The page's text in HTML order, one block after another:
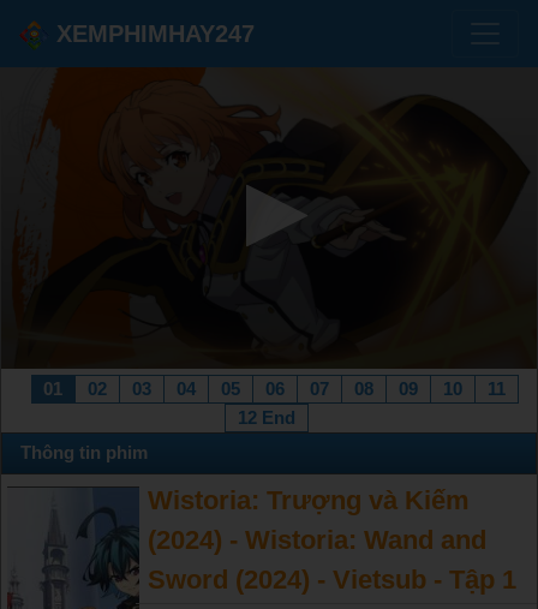
XEMPHIMHAY247
01 02 03 04 05 06 07 08 09 10
11
12 End
Thông tin phim
Wistoria: Trượng và Kiếm
(2024) - Wistoria: Wand and
Sword (2024) - Vietsub - Tập 1